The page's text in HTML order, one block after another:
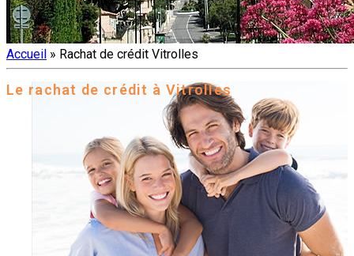
Accueil » Rachat de crédit Vitrolles
Le rachat de crédit à Vitrolles